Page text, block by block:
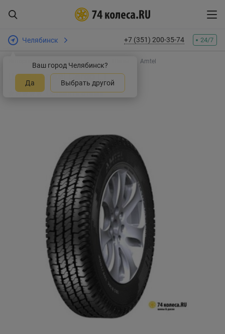
Челябинск
Ваш город Челябинск?
Да Выбрать другой
+7 (351) 200-35-74 24/7
Интернет-магазин шин и дисков Amtel
Шины Amtel Cargo LT
Оставить отзыв